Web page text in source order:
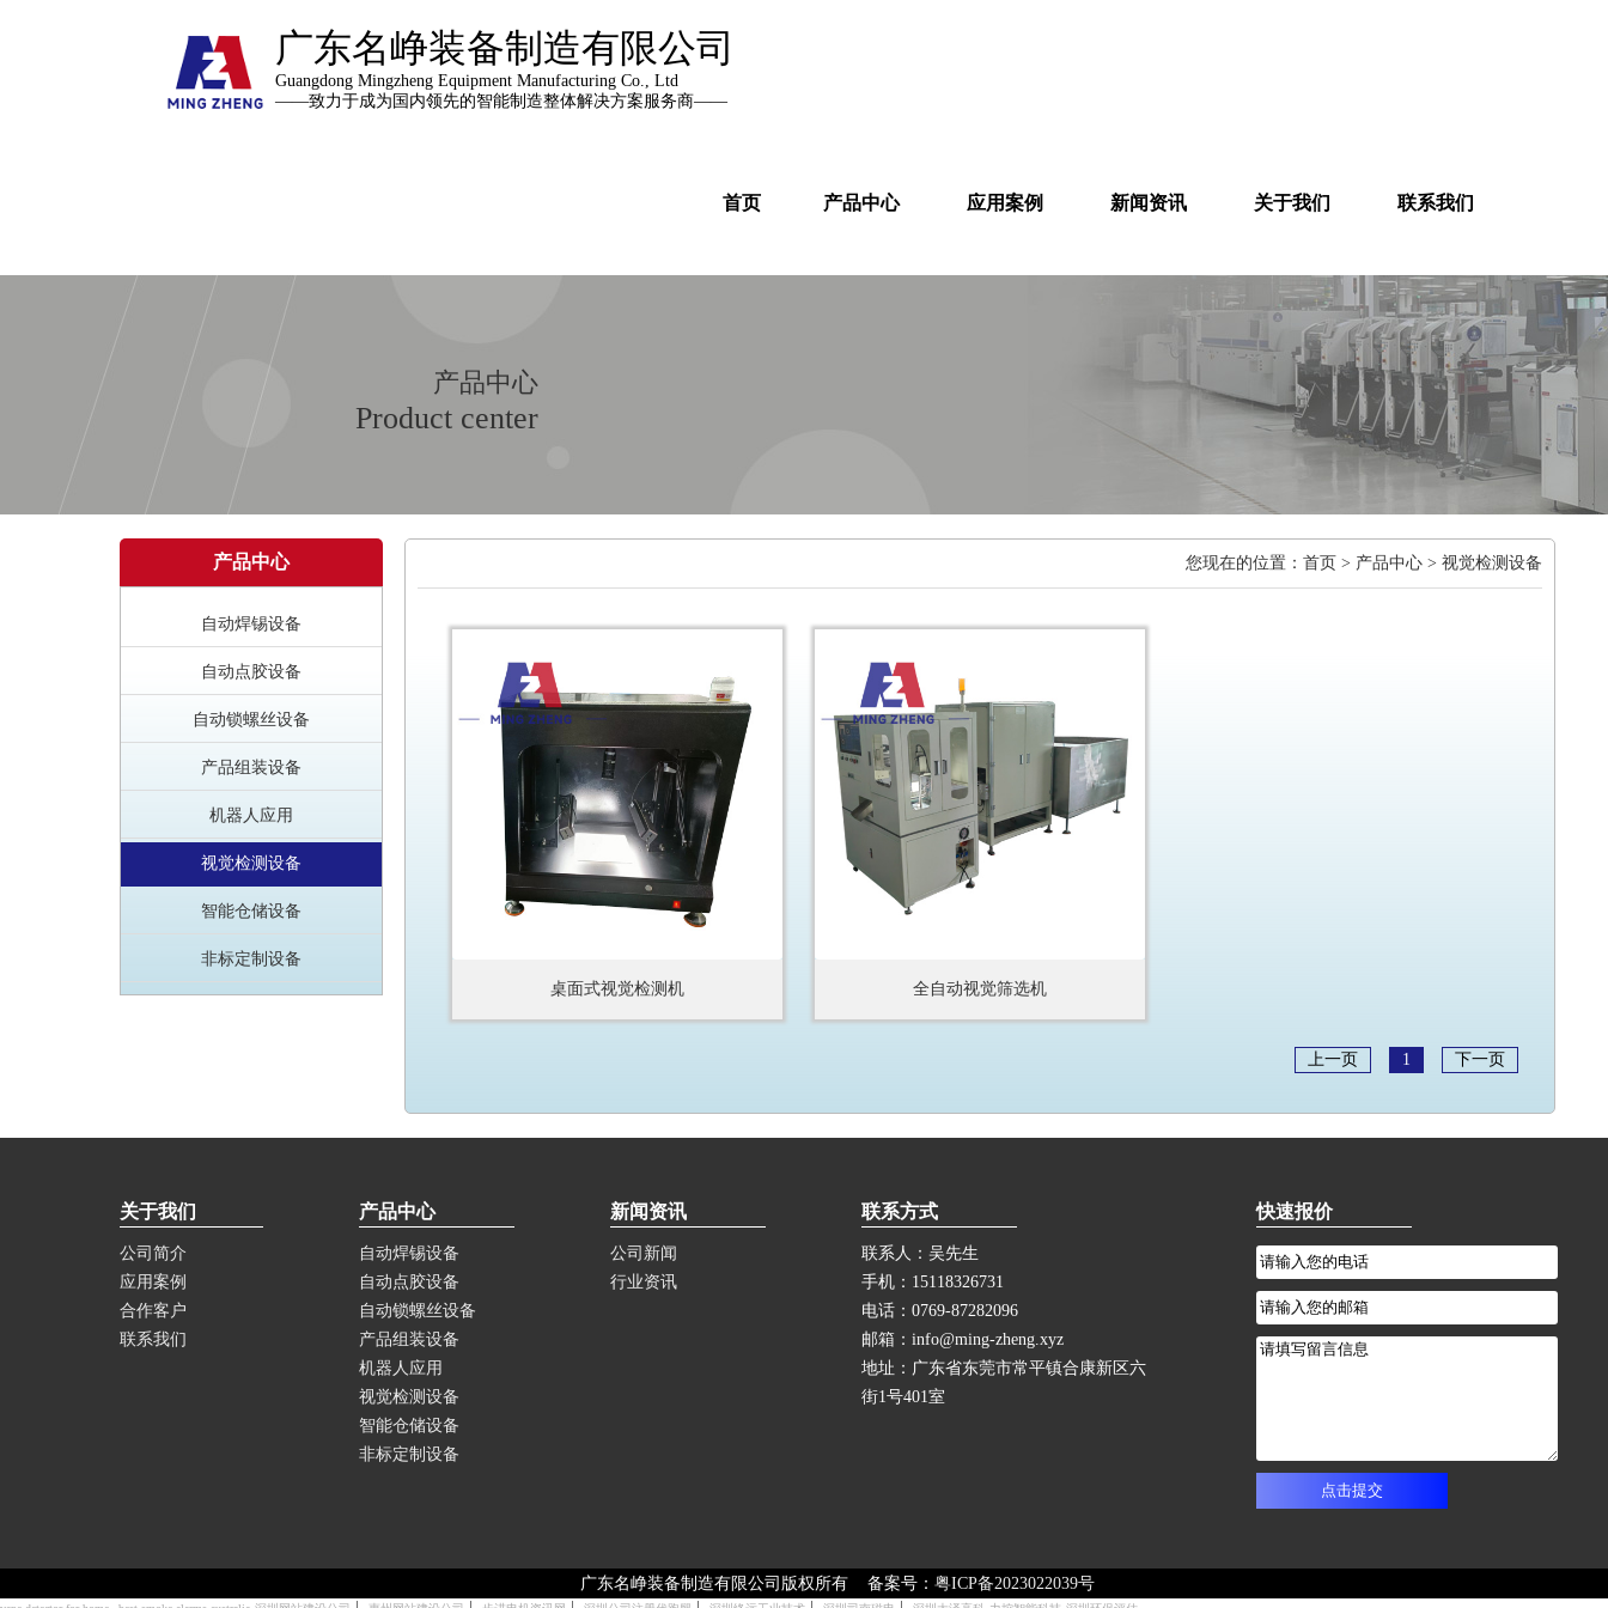
广东名峥装备制造有限公司
Guangdong Mingzheng Equipment Manufacturing Co., Ltd
——致力于成为国内领先的智能制造整体解决方案服务商——
首页 产品中心 应用案例 新闻资讯 关于我们 联系我们
产品中心
Product center
产品中心
自动焊锡设备
自动点胶设备
自动锁螺丝设备
产品组装设备
机器人应用
视觉检测设备
智能仓储设备
非标定制设备
您现在的位置： 首页 > 产品中心 > 视觉检测设备
桌面式视觉检测机 全自动视觉筛选机
上一页 1 下一页
关于我们
公司简介
应用案例
合作客户
联系我们
产品中心
自动焊锡设备
自动点胶设备
自动锁螺丝设备
产品组装设备
机器人应用
视觉检测设备
智能仓储设备
非标定制设备
新闻资讯
公司新闻
行业资讯
联系方式
联系人：吴先生
手机：15118326731
电话：0769-87282096
邮箱：info@ming-zheng.xyz
地址：广东省东莞市常平镇合康新区六
街1号401室
快速报价
广东名峥装备制造有限公司版权所有 备案号： 粤ICP备2023022039号